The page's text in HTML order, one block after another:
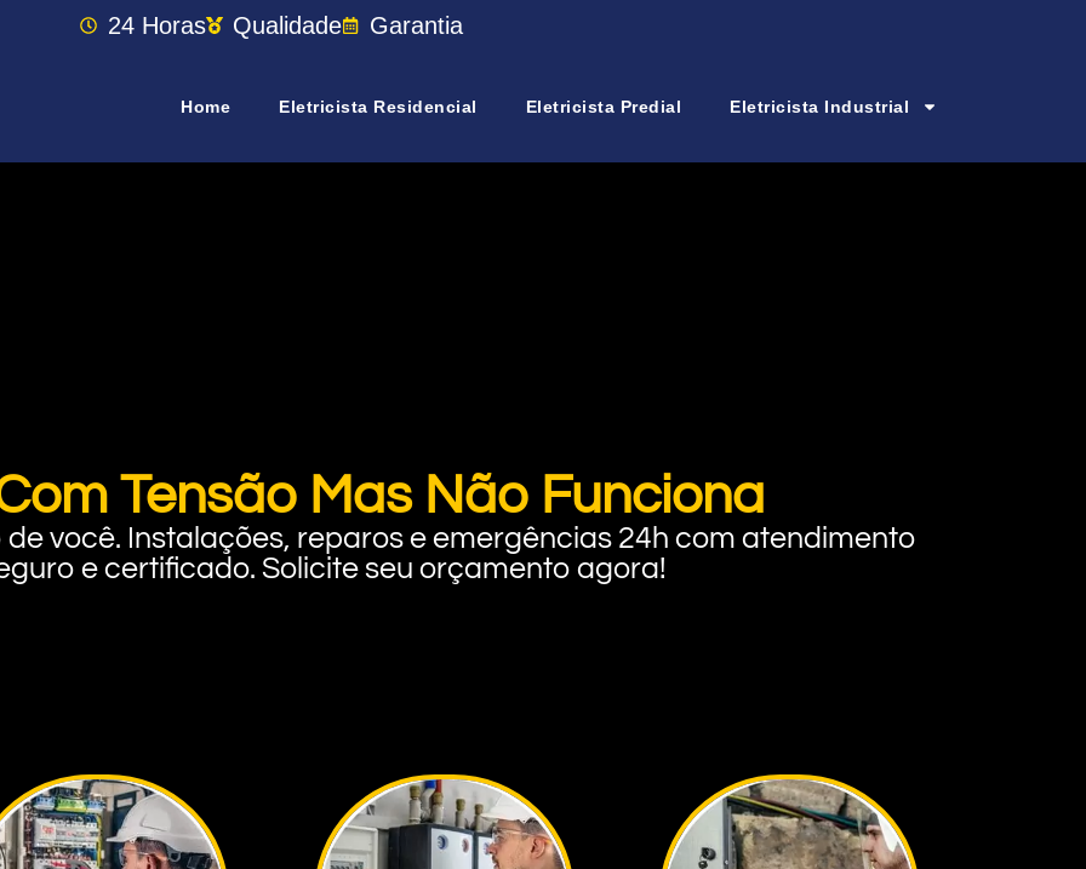
24 Horas Qualidade Garantia
Home Eletricista Residencial Eletricista Predial Eletricista Industrial
Tensão Mas Não Funciona
você. Instalações, reparos e emergências 24h com atendimento
e certificado. Solicite seu orçamento agora!